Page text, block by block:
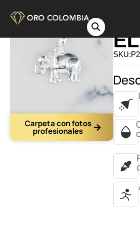
Carpeta con fotos
profesionales